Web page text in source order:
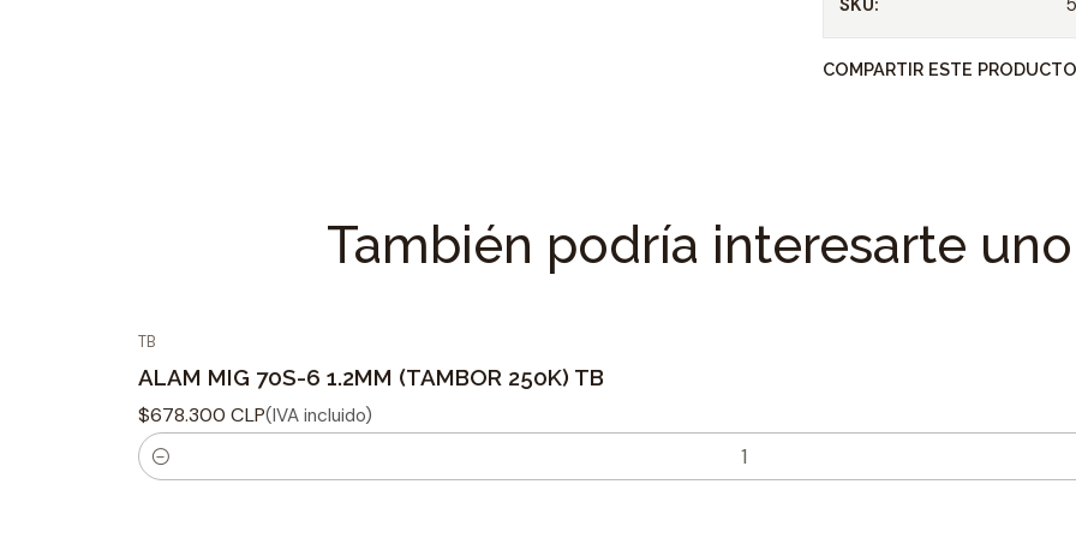
SKU:
COMPARTIR ESTE PRODUCTO
También podría interesarte
TB
ALAM MIG 70S-6 1.2MM (TAMBOR 250K) TB
$678.300 CLP(IVA incluido)
C